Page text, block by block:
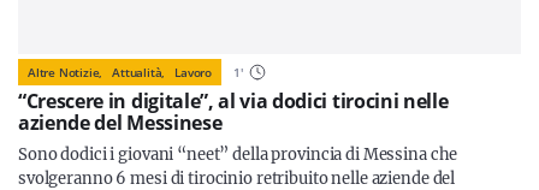
Altre Notizie, Attualità, Lavoro 1'
“Crescere in digitale”, al via dodici tirocini nelle
aziende del Messinese
Sono dodici i giovani “neet” della provincia di Messina che
svolgeranno 6 mesi di tirocinio retribuito nelle aziende del